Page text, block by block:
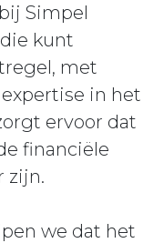
Simpel
kunt
met
in het
ervoor dat
financiële
zijn.
we dat het